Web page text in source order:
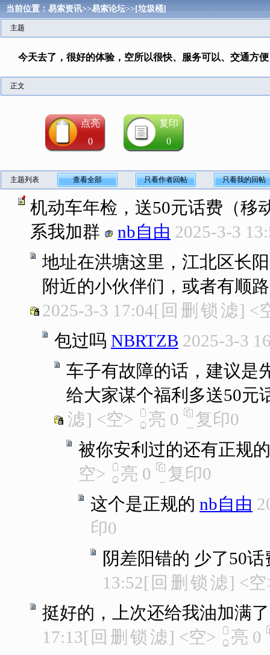
当前位置：易索资讯>>易索论坛>>[垃圾桶]
主题
今天去了，很好的体验，空所以很快、服务可以、交通方
正文
点亮
0
复印
0
主题列表 查看全部 只看作者回帖 只看我的回帖
机动车年检，送50元话费（移
系我加群
nb自由 2025-3-3
地址在洪塘这里，江北区长
附近的小伙伴们，或者有顺
2025-3-3 17:04[ 回 删 锁 滤] <
包过吗 NBRTZB 2025-3-3
车子有故障的话，建议是
给大家谋个福利多送50元
滤] <空> 亮 0 复印0
被你安利过的还有正规
空>
亮 0 复印0
这个是正规的 nb自由
印0
阴差阳错的 少了50
13:52[ 回 删 锁 滤] <
挺好的，上次还给我油加满
17:13[ 回 删 锁 滤] <空> 亮 0